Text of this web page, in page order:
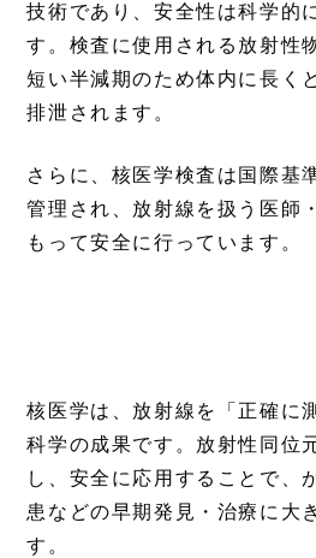
技術であり、安全性は科学的
す。検査に使用される放射性
短い半減期のため体内に長く
排泄されます。
さらに、核医学検査は国際基
管理され、放射線を扱う医師
もって安全に行っています。
核医学は、放射線を「正確に
科学の成果です。放射性同位
し、安全に応用することで、
患などの早期発見・治療に大
す。